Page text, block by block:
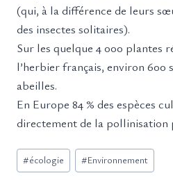
(qui, à la différence de leurs
des insectes solitaires).
Sur les quelque 4 000 plantes
l’herbier français, environ 600
abeilles.
En Europe 84 % des espèces
directement de la pollinisation
Étiquettes
de
#écologie #Environnement